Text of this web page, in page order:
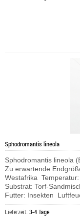
Sphodromantis lineola
Sphodromantis lineola
Zu erwartende
Westafrika
Substrat: Torf-
Futter: Insekten
Lieferzeit: 3-4 Tage